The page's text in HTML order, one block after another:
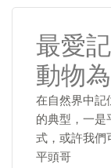
最愛
動物
在自然界中記
的典型，一是
式，或許我們
平頭哥